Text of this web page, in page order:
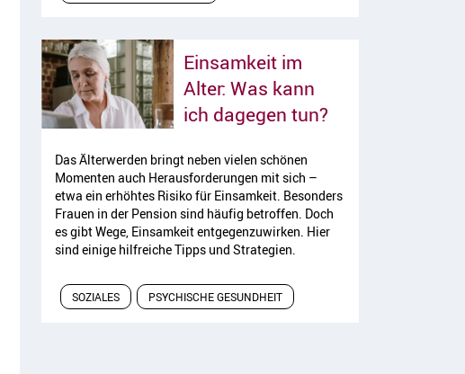
Einsamkeit im
Alter: Was kann
ich dagegen tun?Artikel lesen
Das Älterwerden bringt neben vielen schönen
Momenten auch Herausforderungen mit sich –
etwa ein erhöhtes Risiko für Einsamkeit. Besonders
Frauen in der Pension sind häufig betroffen. Doch
es gibt Wege, Einsamkeit entgegenzuwirken. Hier
sind einige hilfreiche Tipps und Strategien.
SOZIALES PSYCHISCHE GESUNDHEIT